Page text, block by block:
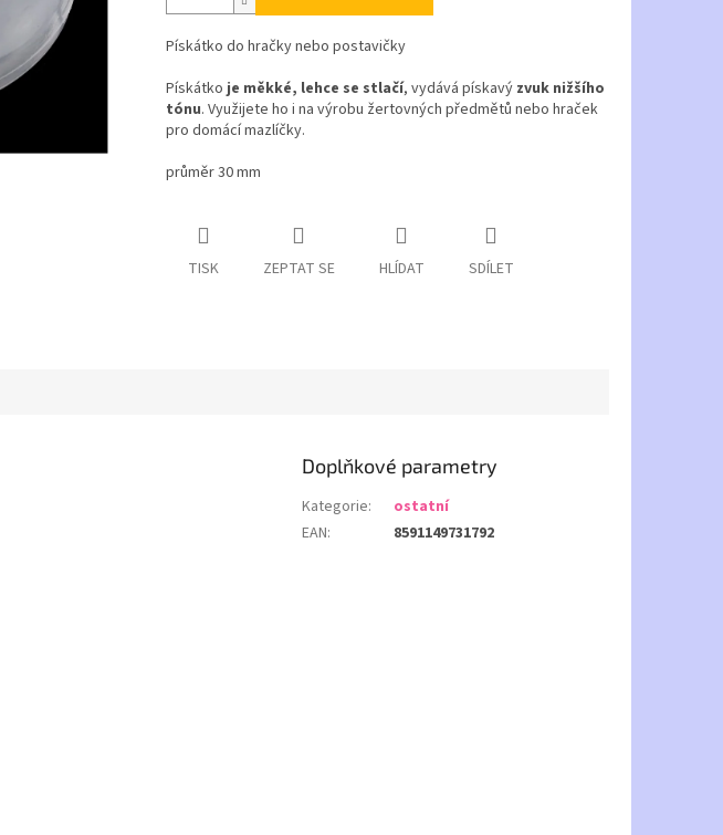
Pískátko do hračky nebo postavičky
Pískátkoje měkké, lehce se stlačí, vydává pískavýzvuk nižšího
tónu. Využijete ho i na výrobu žertovných předmětů nebo hraček
pro domácí mazlíčky.
průměr 30 mm
TISK ZEPTAT SE HLÍDAT SDÍLET
Doplňkové parametry
Kategorie:
ostatní
EAN: 8591149731792